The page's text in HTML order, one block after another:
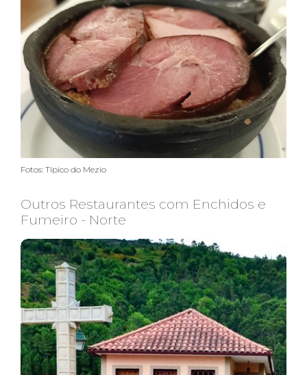
Fotos: Típico do Mezio
Outros Restaurantes com Enchidos e
Fumeiro - Norte